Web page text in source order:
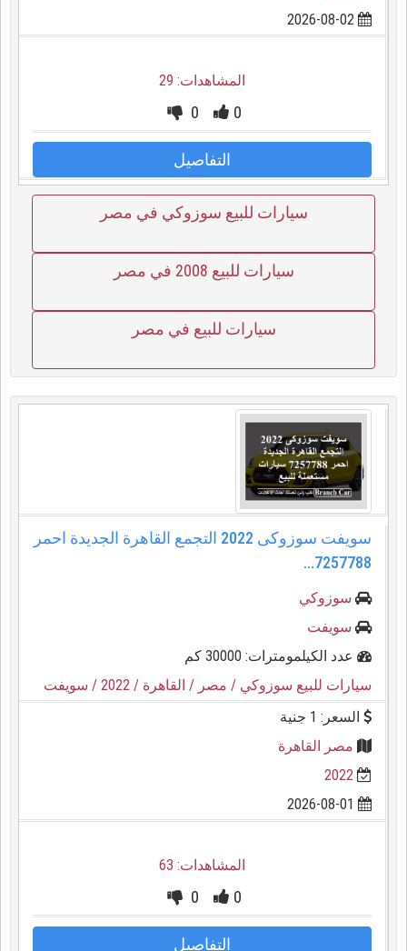
المشاهدات: 29
0
0
التفاصيل
سيارات للبيع سوزوكي في مصر
سيارات للبيع 2008 في مصر
سيارات للبيع في مصر
سويفت سوزوكى 2022 التجمع القاهرة الجديدة احمر
7257788...
سوزوكي
سويفت
عدد الكيلمومترات: 30000 كم
سيارات للبيع سوزوكي / مصر / القاهرة / 2022
/ سويفت
السعر: 1 جنية
مصر القاهرة
2022
المشاهدات: 63
0
0
التفاصيل